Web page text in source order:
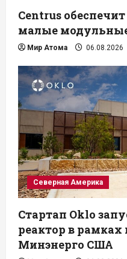
Centrus
малые
Мир Атома 06.08.2026
Северная Америка
Стартап Oklo
реактор в
Минэнерго США